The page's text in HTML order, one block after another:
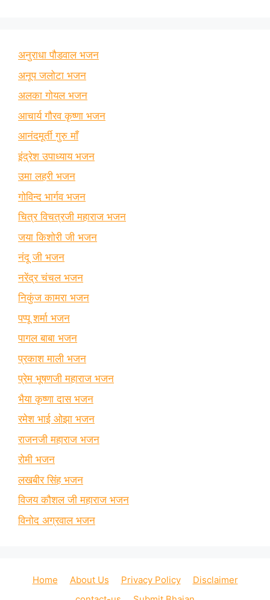
अनुराधा पौडवाल भजन
अनूप जलोटा भजन
अलका गोयल भजन
आचार्य गौरव कृष्णा भजन
आनंदमूर्ती गुरु माँ
इंद्रेश उपाध्याय भजन
उमा लहरी भजन
गोविन्द भार्गव भजन
चित्र विचत्रजी महाराज भजन
जया किशोरी जी भजन
नंदू जी भजन
नरेंद्र चंचल भजन
निकुंज कामरा भजन
पप्पू शर्मा भजन
पागल बाबा भजन
प्रकाश माली भजन
प्रेम भूषणजी महाराज भजन
भैया कृष्णा दास भजन
रमेश भाई ओझा भजन
राजनजी महाराज भजन
रोमी भजन
लखबीर सिंह भजन
विजय कौशल जी महाराज भजन
विनोद अग्रवाल भजन
Home About Us Privacy Policy
Disclaimer